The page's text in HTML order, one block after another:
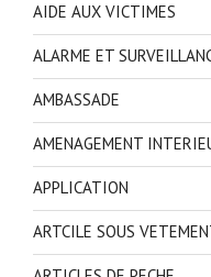
AIDE AUX VICTIMES
ALARME ET
AMBASSADE
AMENAGEMENT
APPLICATION
ARTCILE SOUS